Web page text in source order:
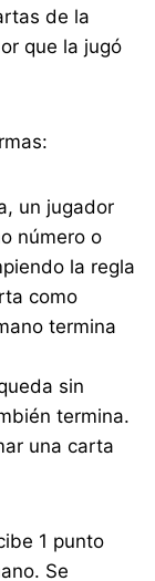
de la
que la jugó
un jugador
número o
la regla
como
termina
sin
termina.
una carta
1 punto
Se